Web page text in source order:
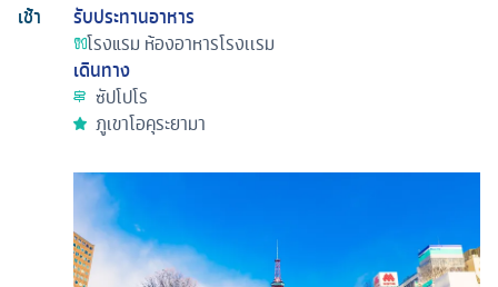
เช้า
รับประทานอาหาร
โรงแรม ห้องอาหารโรงเเรม
เดินทาง
ซัปโปโร
ภูเขาโอคุระยามา